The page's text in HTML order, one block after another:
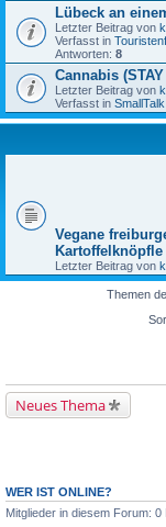
Lübeck an
Letzter Beitrag von
Verfasst in
Antworten: 8
Cannabis
Letzter Beitrag von
Verfasst in SmallTalk
Vegane
Letzter Beitrag von
Themen
Neues Thema
WER IST ONLINE?
Mitglieder in diesem Forum: